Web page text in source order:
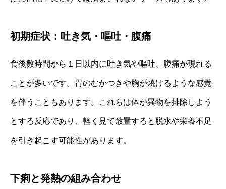
初期症状：吐き気・嘔吐・腹痛
食後数時間から１日以内に吐き気や嘔吐、腹痛が現れる
ことが多いです。胃のむかつきや胸が焼けるような感覚
を伴うこともあります。これらは体が異物を排除しよう
とする反応であり、軽く見て放置すると脱水や栄養不足
を引き起こす可能性があります。
下痢と発熱の組み合わせ